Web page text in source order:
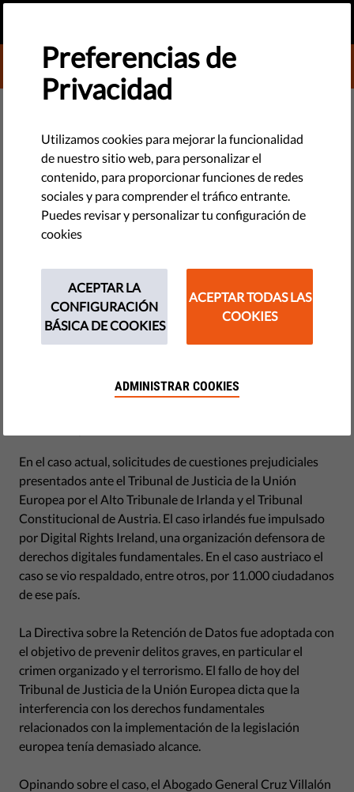
DONATE TO LIBERTIES
TECNOLOGÍA Y DERECHOS
El auge y decadencia de la
Directiva sobre la Retención de
Datos
El Tribunal de Justicia de la Unión Europea ha declarado que
Interesantemente, en el 2013, el mismo tribunal exigió que
Suecia pague 3 millones de euros por su demora en
transponer esta legislación. En esa instancia, el TJUE
En el caso actual, solicitudes de cuestiones prejudiciales
presentados ante el Tribunal de Justicia de la Unión
Europea por el Alto Tribunale de Irlanda y el Tribunal
Constitucional de Austria. El caso irlandés fue impulsado
por Digital Rights Ireland, una organización defensora de
derechos digitales fundamentales. En el caso austriaco el
caso se vio respaldado, entre otros, por 11.000 ciudadanos
de ese país.
La Directiva sobre la Retención de Datos fue adoptada con
el objetivo de prevenir delitos graves, en particular el
crimen organizado y el terrorismo. El fallo de hoy del
Tribunal de Justicia de la Unión Europea dicta que la
interferencia con los derechos fundamentales
relacionados con la implementación de la legislación
europea tenía demasiado alcance.
Opinando sobre el caso, el Abogado General Cruz Villalón
Preferencias de
Privacidad
Utilizamos cookies para mejorar la funcionalidad
de nuestro sitio web, para personalizar el
contenido, para proporcionar funciones de redes
sociales y para comprender el tráfico entrante.
Puedes revisar y personalizar tu configuración de
cookies
ACEPTAR LA
CONFIGURACIÓN
BÁSICA DE COOKIES
ACEPTAR TODAS LAS
COOKIES
ADMINISTRAR COOKIES